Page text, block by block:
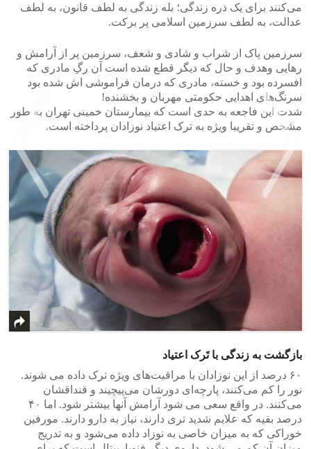
می‌‌کنند برای یک ذره زندگی؛ ‌بله زندگی‌ به لطف قانون، به لطف
عدالت، به لطف سرزمین اسلامی پر برکت.
سرزمین پاک از شراب و شادی و شعف، سرزمین پر از آرامش و
رهایی وهدف و حال که دیگر قطع شده است آن رگِ مادری که
افسرده بود و خسته، مادری که درمان فراموشی اش شده بود
سرنگ‌های اهدایی حکومتی مهربان و بخشنده!
شدت این فاجعه به حدی است که بیمارستان خمینی تهران به طور
مشخص و تقریبا ویژه به ترک اعتیاد نوزادان پرداخته است.
بازگشت به زندگی‌ با تَرک اعتیاد
۶۰ درصد از این نوزادان با مراقبت‌های ویژه ترک داده می شوند.
نور را کم می‌کنند، پارچه‌ای دورشان می‌پیچیند و قنداقشان
می‌کنند. در واقع سعی می شود آرامش آنها بیشتر شود. اما ۴۰
درصد بقیه که علایم شدید تری دارند، نیاز به دارو دارند. مورفین
خوراکی که به میزان خاصی به نوزاد داده می‌شود و به تدریج
>